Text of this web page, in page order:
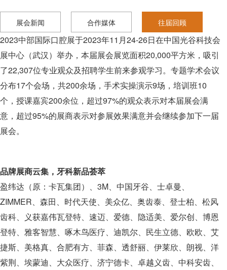
展会新闻 合作媒体 往届回顾
2023中部国际口腔展于2023年11月24-26日在中国光谷科技会
展中心（武汉）举办，本届展会展览面积20,000平方米，吸引
了22,307位专业观众及招聘学生前来参观学习。专题学术会议
分布17个会场，共200余场，手术实操演示9场，培训班10
个，授课嘉宾200余位，超过97%的观众表示对本届展会满
意，超过95%的展商表示对参展效果满意并会继续参加下一届
展会。
品牌展商云集，牙科新品荟萃
盈纬达（原：卡瓦集团）、3M、中国牙谷、士卓曼、
ZIMMER、森田、时代天使、美众亿、奥齿泰、登士柏、松风
齿科、义获嘉伟瓦登特、速迈、爱德、隐适美、爱尔创、博恩
登特、雅客智慧、啄木鸟医疗、迪凯尔、民生立德、欧欧、艾
捷斯、美格真、合肥有方、菲森、透舒丽、伊莱欣、朗视、洋
紫荆、埃蒙迪、大众医疗、济宁德卡、卓越义齿、中科安齿、